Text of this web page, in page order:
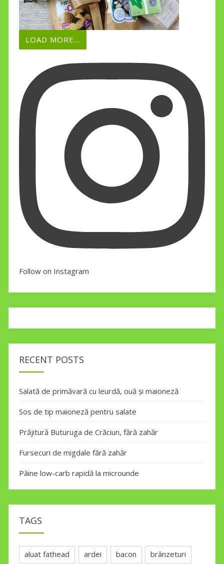
LOAD MORE...
Follow on Instagram
RECENT POSTS
Salată de primăvară cu leurdă, ouă și maioneză
Sos de tip maioneză pentru salate
Prăjitură Buturuga de Crăciun, fără zahăr
Fursecuri de migdale fără zahăr
Pâine low-carb rapidă la microunde
TAGS
aluat fathead ardei bacon brânzeturi